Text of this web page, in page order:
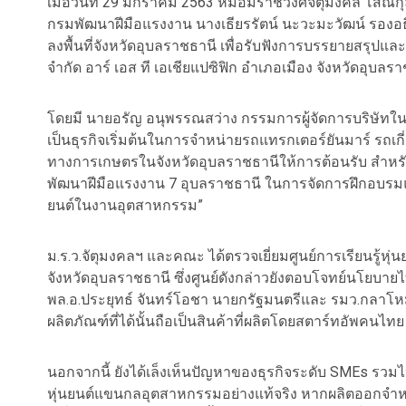
กรมพัฒนาฝีมือแรงงาน นางเธียรรัตน์ นะวะมะวัฒน์ รอง
ลงพื้นที่จังหวัดอุบลราชธานี เพื่อรับฟังการบรรยายสรุปแ
จำกัด อาร์ เอส ที เอเชียแปซิฟิก อำเภอเมือง จังหวัดอุบลร
โดยมี นายอรัญ อนุพรรณสว่าง กรรมการผู้จัดการบริษัทใ
เป็นธุรกิจเริ่มต้นในการจำหน่ายรถแทรกเตอร์ยันมาร์ รถ
ทางการเกษตรในจังหวัดอุบลราชธานีให้การต้อนรับ สำ
พัฒนาฝีมือแรงงาน 7 อุบลราชธานี ในการจัดการฝึกอบ
ยนต์ในงานอุตสาหกรรม”
ม.ร.ว.จัตุมงคลฯ และคณะ ได้ตรวจเยี่ยมศูนย์การเรียนรู้
จังหวัดอุบลราชธานี ซึ่งศูนย์ดังกล่าวยังตอบโจทย์นโยบา
พล.อ.ประยุทธ์ จันทร์โอชา นายกรัฐมนตรีและ รมว.กลา
ผลิตภัณฑ์ที่ได้นั้นถือเป็นสินค้าที่ผลิตโดยสตาร์ทอัพคนไทย
นอกจากนี้ ยังได้เล็งเห็นปัญหาของธุรกิจระดับ SMEs ร
หุ่นยนต์แขนกลอุตสาหกรรมอย่างแท้จริง หากผลิตออกจ